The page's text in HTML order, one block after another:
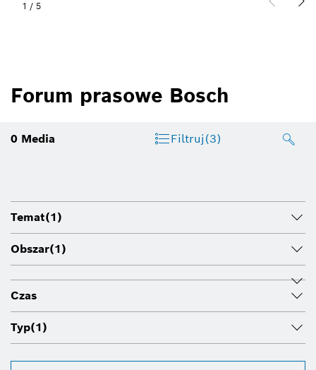
1 / 5
Forum prasowe Bosch
0 Media Filtruj(3)
Temat(1)
Obszar(1)
Czas
Typ(1)